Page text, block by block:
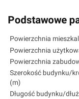
Podstawowe
Powierzchnia
Powierzchnia
Powierzchnia
Szerokość budynku/
(m)
Długość budynku/